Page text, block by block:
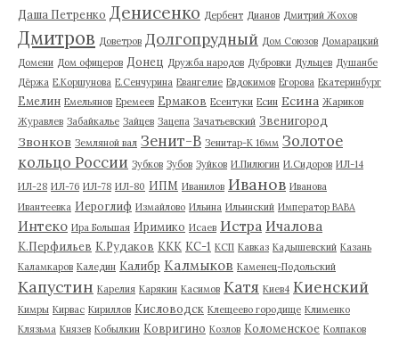
Даша Петренко Денисенко Дербент Дианов Дмитрий Жохов
Дмитров Доветров Долгопрудный Дом Союзов Домарацкий
Домени Дом офицеров Донец Дружба народов Дубровки Дульцев Душанбе
Дёржа Е.Коршунова Е.Сенчурина Евангелие Евдокимов Егорова Екатеринбург
Емелин Емельянов Еремеев Ермаков Есентуки Есин Есина Жариков
Журавлев Забайкалье Зайцев Зацепа Зачатьевский Звенигород
Звонков Земляной вал Зенит-В Зенитар-К 16мм Золотое
кольцо России Зубков Зубов Зуйков И.Пилюгин И.Сидоров ИЛ-14
ИЛ-28 ИЛ-76 ИЛ-78 ИЛ-80 ИПМ Иванилов Иванов Иванова
Ивантеевка Иероглиф Измайлово Ильина Ильинский Император ВАВА
Интеко Ира Большая Иримико Исаев Истра Ичалова
К.Перфильев К.Рудаков ККК КС-1 КСП Кавказ Кадышевский Казань
Каламкаров Каледин Калибр Калмыков Каменец-Подольский
Капустин Карелия Карякин Касимов Катя Киев4 Киенский
Кимры Кирвас Кириллов Кисловодск Клещеево городище Клименко
Клязьма Князев Кобылкин Ковригино Козлов Коломенское Колпаков